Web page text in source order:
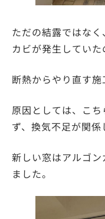
ただの結露ではな
カビが発生していた
断熱からやり直す施
原因としては、こ
ず、換気不足が関係
新しい窓はアルゴ
ました。